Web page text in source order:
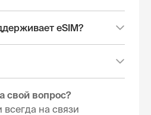
eSIM?
свой вопрос?
на связи